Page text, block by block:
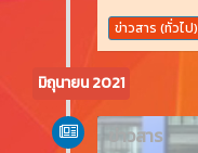
ข่าวสาร (ทั่วไป)
มิถุนายน 2021
ข่าวสาร